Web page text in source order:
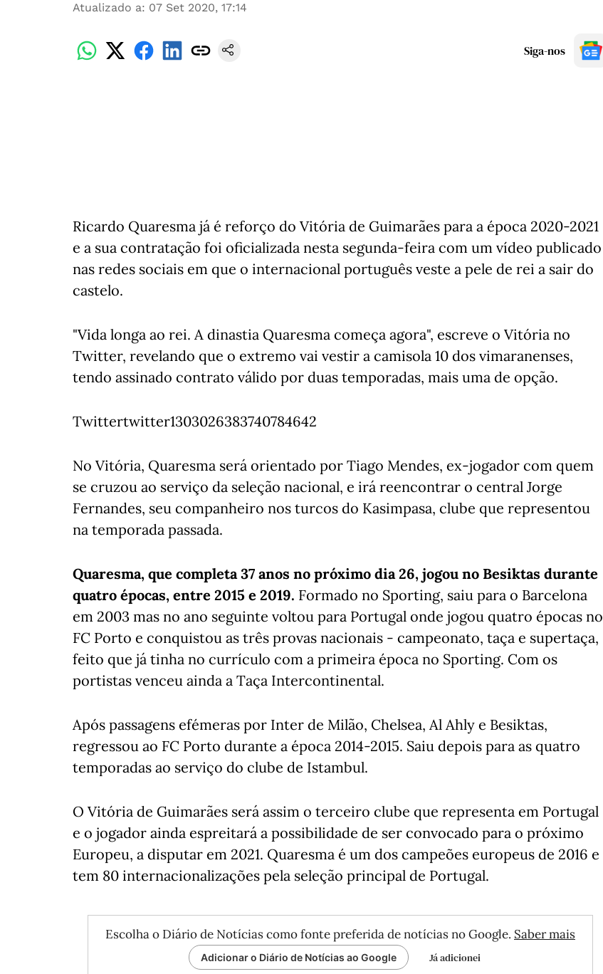
Atualizado a: 07 Set 2020, 17:14
Siga-nos
Ricardo Quaresma já é reforço do Vitória de Guimarães para a época 2020-2021
e a sua contratação foi oficializada nesta segunda-feira com um vídeo publicado
nas redes sociais em que o internacional português veste a pele de rei a sair do
castelo.
"Vida longa ao rei. A dinastia Quaresma começa agora", escreve o Vitória no
Twitter, revelando que o extremo vai vestir a camisola 10 dos vimaranenses,
tendo assinado contrato válido por duas temporadas, mais uma de opção.
Twittertwitter1303026383740784642
No Vitória, Quaresma será orientado por Tiago Mendes, ex-jogador com quem
se cruzou ao serviço da seleção nacional, e irá reencontrar o central Jorge
Fernandes, seu companheiro nos turcos do Kasimpasa, clube que representou
na temporada passada.
Quaresma, que completa 37 anos no próximo dia 26, jogou no Besiktas durante
quatro épocas, entre 2015 e 2019. Formado no Sporting, saiu para o Barcelona
em 2003 mas no ano seguinte voltou para Portugal onde jogou quatro épocas no
FC Porto e conquistou as três provas nacionais - campeonato, taça e supertaça,
feito que já tinha no currículo com a primeira época no Sporting. Com os
portistas venceu ainda a Taça Intercontinental.
Após passagens efémeras por Inter de Milão, Chelsea, Al Ahly e Besiktas,
regressou ao FC Porto durante a época 2014-2015. Saiu depois para as quatro
temporadas ao serviço do clube de Istambul.
O Vitória de Guimarães será assim o terceiro clube que representa em Portugal
e o jogador ainda espreitará a possibilidade de ser convocado para o próximo
Europeu, a disputar em 2021. Quaresma é um dos campeões europeus de 2016 e
tem 80 internacionalizações pela seleção principal de Portugal.
Escolha o Diário de Notícias como fonte preferida de notícias no Google. Saber mais
Adicionar o Diário de Notícias ao Google Já adicionei